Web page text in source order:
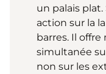
un palais
action sur la
barres. Il
simultanée
non sur les